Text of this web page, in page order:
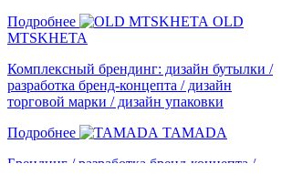
Подробнее
OLD
MTSKHETA
Комплексный брендинг: дизайн бутылки /
разработка бренд-концепта / дизайн
торговой марки / дизайн упаковки
Подробнее
TAMADA
Брендинг / разработка бренд-концепта /